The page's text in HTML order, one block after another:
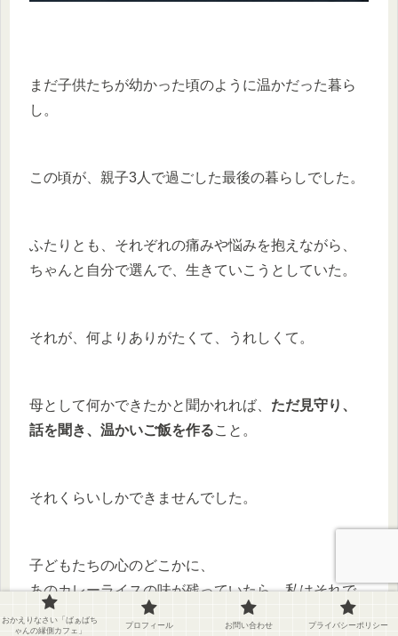
まだ子供たちが幼かった頃のように温かだった暮ら
し。
この頃が、親子3人で過ごした最後の暮らしでした。
ふたりとも、それぞれの痛みや悩みを抱えながら、
ちゃんと自分で選んで、生きていこうとしていた。
それが、何よりありがたくて、うれしくて。
母として何かできたかと聞かれれば、 ただ見守り、
話を聞き、温かいご飯を作ること。
それくらいしかできませんでした。
子どもたちの心のどこかに、
あのカレーライスの味が残っていたら、私はそれで
十分です。
おかえりなさい「ばぁばち
ゃんの縁側カフェ」
プロフィール お問い合わせ プライバシーポリシー